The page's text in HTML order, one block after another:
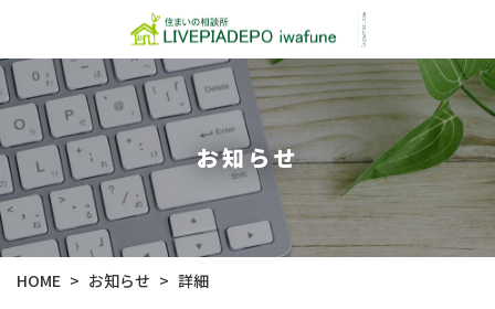
お知らせ
HOME > お知らせ > 詳細